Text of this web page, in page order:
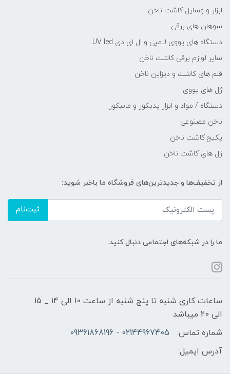
ابزار و وسایل کاشت ناخن
سوهان های برقی
دستگاه های یووی لامپی و ال ای دی UV led
سایر لوازم برقی کاشت ناخن
قلم های کاشت و دیزاین ناخن
ژل های یووی
دستگاه / مواد و ابزار پدیکور و مانیکور
ناخن مصنوعی
پکیج کاشت ناخن
ژل های کاشت ناخن
از تخفیف‌ها و جدیدترین‌های فروشگاه ما باخبر شوید:
ثبت‌نام
ما را در شبکه‌های اجتماعی دنبال کنید:
ساعات کاری شنبه تا پنج شنبه از ساعت 10 الی 14 _ 15
الی 20 میباشد
شماره تماس:
02144967405 - 09361868196
آدرس ایمیل: